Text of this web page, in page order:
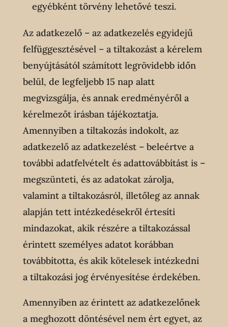
egyébként törvény lehetővé teszi.
Az adatkezelő – az adatkezelés egyidejű
felfüggesztésével – a tiltakozást a kérelem
benyújtásától számított legrövidebb időn
belül, de legfeljebb 15 nap alatt
megvizsgálja, és annak eredményéről a
kérelmezőt írásban tájékoztatja.
Amennyiben a tiltakozás indokolt, az
adatkezelő az adatkezelést – beleértve a
további adatfelvételt és adattovábbítást is –
megszünteti, és az adatokat zárolja,
valamint a tiltakozásról, illetőleg az annak
alapján tett intézkedésekről értesíti
mindazokat, akik részére a tiltakozással
érintett személyes adatot korábban
továbbította, és akik kötelesek intézkedni
a tiltakozási jog érvényesítése érdekében.
Amennyiben az érintett az adatkezelőnek
a meghozott döntésével nem ért egyet, az